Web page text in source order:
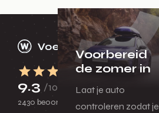
Voorbereid
de zomer in
Laat je auto
controleren zodat je
9.3 /10
2430 beoordelingen